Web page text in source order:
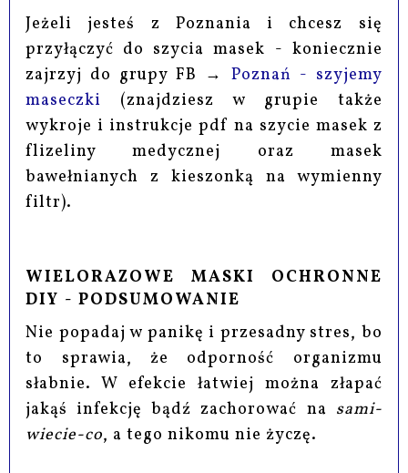
Jeżeli jesteś z Poznania i chcesz się
przyłączyć do szycia masek - koniecznie
zajrzyj do grupy FB → Poznań - szyjemy
maseczki (znajdziesz w grupie także
wykroje i instrukcje pdf na szycie masek z
flizeliny medycznej oraz masek
bawełnianych z kieszonką na wymienny
filtr).
WIELORAZOWE MASKI OCHRONNE
DIY - PODSUMOWANIE
Nie popadaj w panikę i przesadny stres, bo
to sprawia, że odporność organizmu
słabnie. W efekcie łatwiej można złapać
jakąś infekcję bądź zachorować na sami-
wiecie-co, a tego nikomu nie życzę.